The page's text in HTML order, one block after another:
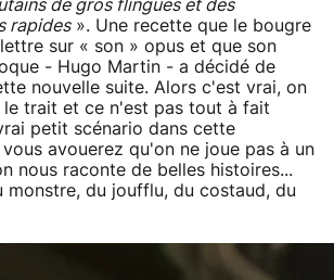
de gros flingues et des
rapides». Une recette que le bougre
sur « son » opus et que son
- Hugo Martin - a décidé de
nouvelle suite. Alors c'est vrai, on
le trait et ce n'est pas tout à fait
petit scénario dans cette
avouerez qu'on ne joue pas à un
nous raconte de belles histoires...
monstre, du joufflu, du costaud, du